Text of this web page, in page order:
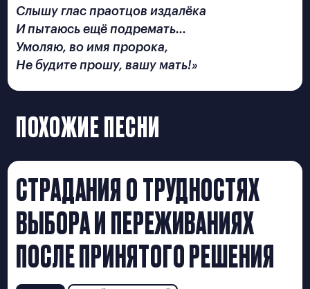
Слышу глас праотцов издалёка
И пытаюсь ещё подремать…
Умоляю, во имя пророка,
Не будите прошу, вашу мать!
ПОХОЖИЕ ПЕСНИ
СТРАДАНИЯ О ТРУДНОСТЯХ
ВЫБОРА И ПЕРЕЖИВАНИЯХ
ПОСЛЕ ПРИНЯТОГО РЕШЕНИЯ
СТРУКТУРА МИНИ-ОПЕРЫ
ОСНОВНЫЕ ПОЭТИЧЕСКИЕ
ПРИЁМЫ
ОСНОВНЫЕ
ЮМОРИСТИЧЕСКИЕ ПРИЁМЫ
ИНТЕРНЕТ
О ПРОЕКТЕ